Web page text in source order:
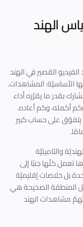
الهند
القصير في الهند
الأساسيّة: المشاهدات.
بقدر ما يقرّره أداء
أكمله، وكم أعاده.
على حساب كبير
والتاميليّة
تعمل كلّها جنبًا إلى
بل خلاصات إقليميّة
المنطقة الصحيحة هي
تُهمّ مشاهدات الهند